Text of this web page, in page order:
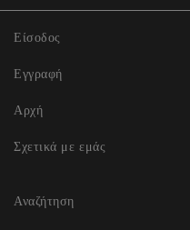
Είσοδος
Εγγραφή
Αρχή
Σχετικά με εμάς
Αναζήτηση